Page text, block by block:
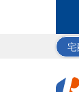
宅